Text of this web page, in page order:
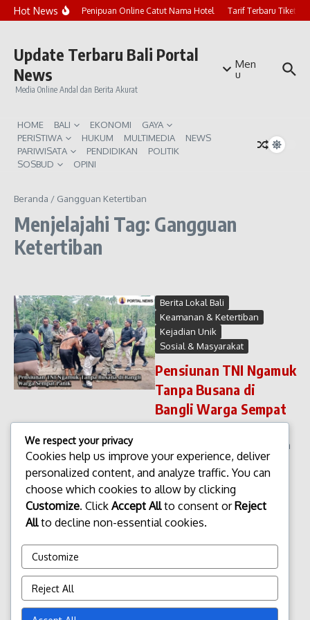
Lewati ke konten
Hot NewsMarak Penipuan Online Catut Nama Hotel Tarif Terbaru Tiket
Update Terbaru Bali Portal
News
Media Online Andal dan Berita Akurat
Men
u
HOME BALI EKONOMI
GAYA
PERISTIWA
HUKUM MULTIMEDIA
NEWS
PARIWISATA
PENDIDIKAN
POLITIK
SOSBUD
OPINI
Beranda / Gangguan Ketertiban
Menjelajahi Tag: Gangguan
Ketertiban
Berita Lokal Bali
Keamanan & Ketertiban
Kejadian Unik
Sosial & Masyarakat
Pensiunan TNI Ngamuk
Tanpa Busana di
Bangli Warga Sempat
Panik
Pensiunan TNI Ngamuk Tanpa
Busana di Bangli Warga
Sempat Panik. Sebuah
peristiwa tak biasa
menggegerkan warga
Kabupaten Bangli, Bali.
di ketahui merupakan
admin Januari 27, 2026
Read More
We respect your privacy
Cookies help us improve your experience, deliver
personalized content, and analyze traffic. You can
choose which cookies to allow by clicking
Customize. Click Accept Allto consent orReject
Allto decline non-essential cookies.
Customize
Reject All